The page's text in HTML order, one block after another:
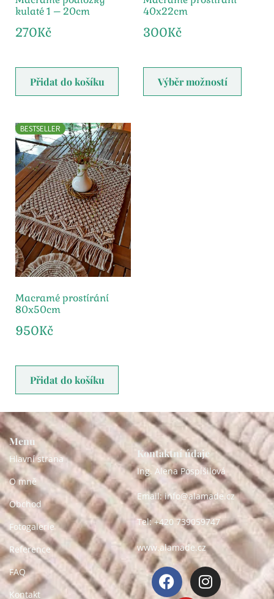
kulaté 1 – 20cm
270Kč
Přidat do košíku
40x22cm
300Kč
Výběr možností
BESTSELLER
Macramé prostírání
80x50cm
950Kč
Přidat do košíku
Menu
Hlavní strana
O mně
Obchod
Fotogalerie
Reference
FAQ
Kontakt
Kontaktní údaje
Ing. Alena Pospíšilová
Email: info@alamade.cz
Tel: +420 739059747
www.alamade.cz